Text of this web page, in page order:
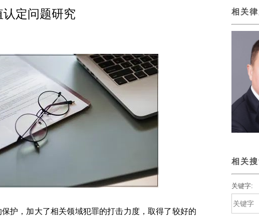
定问题研究
护，加大了相关领域犯罪的打击力度，取得了较好的
相关
相关
关键字: